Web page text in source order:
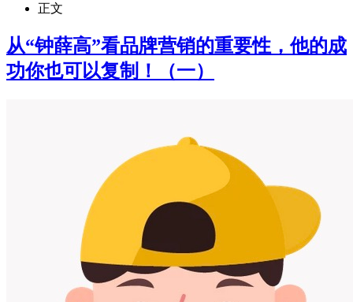
正文
从“钟薛高”看品牌营销的重要性，他的成
功你也可以复制！（一）